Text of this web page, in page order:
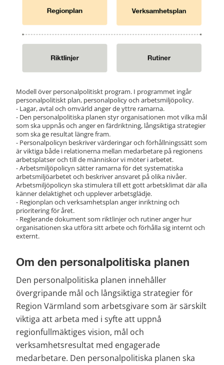
Modell över personalpolitiskt program. I programmet ingår
personalpolitiskt plan, personalpolicy och arbetsmiljöpolicy.
- Lagar, avtal och omvärld anger de yttre ramarna.
- Den personalpolitiska planen styr organisationen mot vilka mål
som ska uppnås och anger en färdriktning, långsiktiga strategier
som ska ge resultat längre fram.
- Personalpolicyn beskriver värderingar och förhållningssätt som
är viktiga både i relationerna mellan medarbetare på regionens
arbetsplatser och till de människor vi möter i arbetet.
- Arbetsmiljöpolicyn sätter ramarna för det systematiska
arbetsmiljöarbetet och beskriver ansvaret på olika nivåer.
Arbetsmiljöpolicyn ska stimulera till ett gott arbetsklimat där alla
känner delaktighet och upplever arbetsglädje.
- Regionplan och verksamhetsplan anger inriktning och
prioritering för året.
- Reglerande dokument som riktlinjer och rutiner anger hur
organisationen ska utföra sitt arbete och förhålla sig internt och
externt.
Om den personalpolitiska planen
Den personalpolitiska planen innehåller
övergripande mål och långsiktiga strategier för
Region Värmland som arbetsgivare som är särskilt
viktiga att arbeta med i syfte att uppnå
regionfullmäktiges vision, mål och
verksamhetsresultat med engagerade
medarbetare. Den personalpolitiska planen ska